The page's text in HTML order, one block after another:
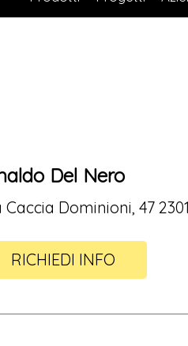
Del Nero
Caccia Dominioni, 47
RICHIEDI INFO